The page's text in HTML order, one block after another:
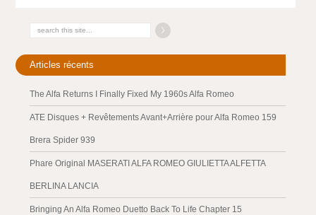
Articles récents
The Alfa Returns I Finally Fixed My 1960s Alfa Romeo
ATE Disques + Revêtements Avant+Arrière pour Alfa Romeo 159
Brera Spider 939
Phare Original MASERATI ALFA ROMEO GIULIETTA ALFETTA
BERLINA LANCIA
Bringing An Alfa Romeo Duetto Back To Life Chapter 15